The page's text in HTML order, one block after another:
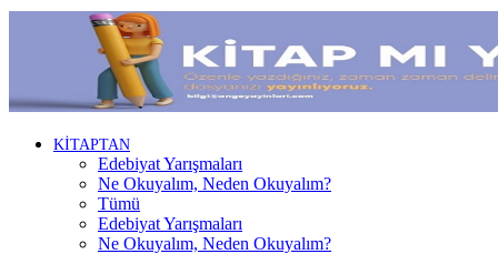
KİTAPTAN
Edebiyat Yarışmaları
Ne Okuyalım, Neden Okuyalım?
Tümü
Edebiyat Yarışmaları
Ne Okuyalım, Neden Okuyalım?